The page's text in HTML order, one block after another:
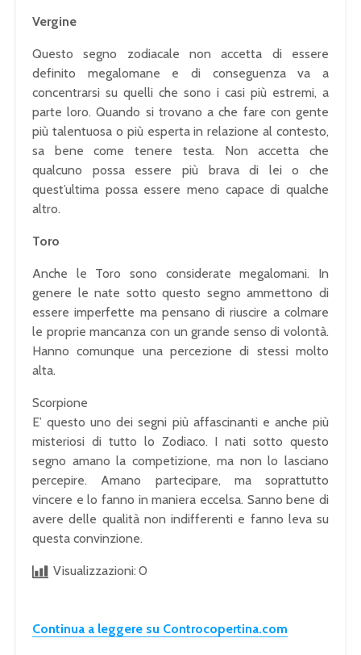
Vergine
Questo segno zodiacale non accetta di essere
definito megalomane e di conseguenza va a
concentrarsi su quelli che sono i casi più estremi, a
parte loro. Quando si trovano a che fare con gente
più talentuosa o più esperta in relazione al contesto,
sa bene come tenere testa. Non accetta che
qualcuno possa essere più brava di lei o che
quest’ultima possa essere meno capace di qualche
altro.
Toro
Anche le Toro sono considerate megalomani. In
genere le nate sotto questo segno ammettono di
essere imperfette ma pensano di riuscire a colmare
le proprie mancanza con un grande senso di volontà.
Hanno comunque una percezione di stessi molto
alta.
Scorpione
E’ questo uno dei segni più affascinanti e anche più
misteriosi di tutto lo Zodiaco. I nati sotto questo
segno amano la competizione, ma non lo lasciano
percepire. Amano partecipare, ma soprattutto
vincere e lo fanno in maniera eccelsa. Sanno bene di
avere delle qualità non indifferenti e fanno leva su
questa convinzione.
Visualizzazioni: 0
Continua a leggere su Controcopertina.com